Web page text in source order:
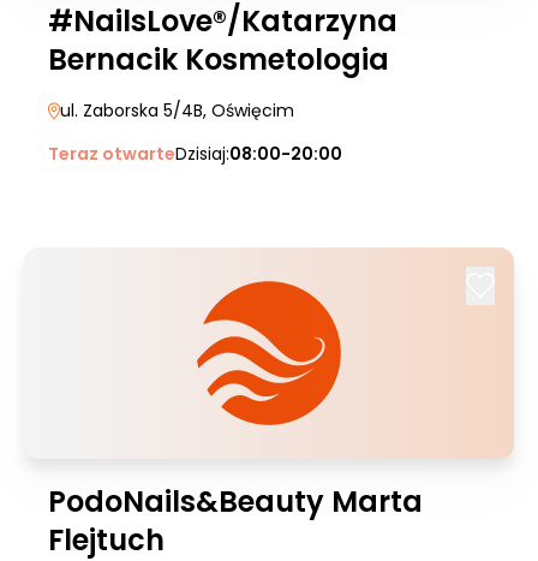
#NailsLove®/Katarzyna
Bernacik Kosmetologia
ul. Zaborska 5/4B, Oświęcim
Teraz otwarteDzisiaj:08:00-20:00
PodoNails&Beauty Marta
Flejtuch